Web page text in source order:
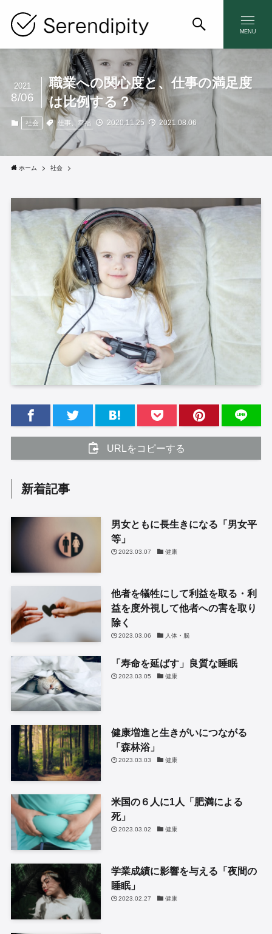
MENU
職業への関心度と、仕事の満足度
は比例する？
2021
8/06
社会 仕事、幸福 2020.11.25 2021.08.06
ホーム 社会
URLをコピーする
新着記事
男女ともに長生きになる「男女平
等」
2023.03.07 健康
他者を犠牲にして利益を取る・利
益を度外視して他者への害を取り
除く
2023.03.06 人体・脳
「寿命を延ばす」良質な睡眠
2023.03.05 健康
健康増進と生きがいにつながる
「森林浴」
2023.03.03 健康
米国の６人に1人「肥満による
死」
2023.03.02 健康
学業成績に影響を与える「夜間の
睡眠」
2023.02.27 健康